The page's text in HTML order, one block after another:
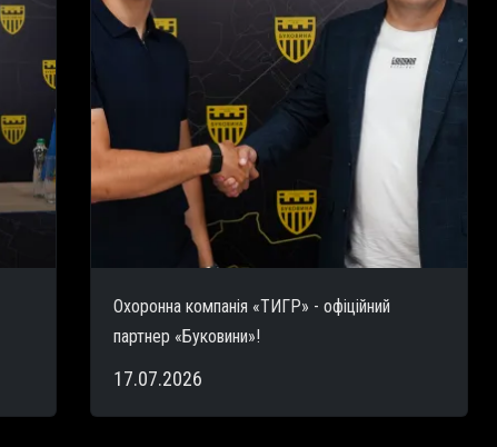
Охоронна компанія «ТИГР» - офіційний
партнер «Буковини»!
17.07.2026